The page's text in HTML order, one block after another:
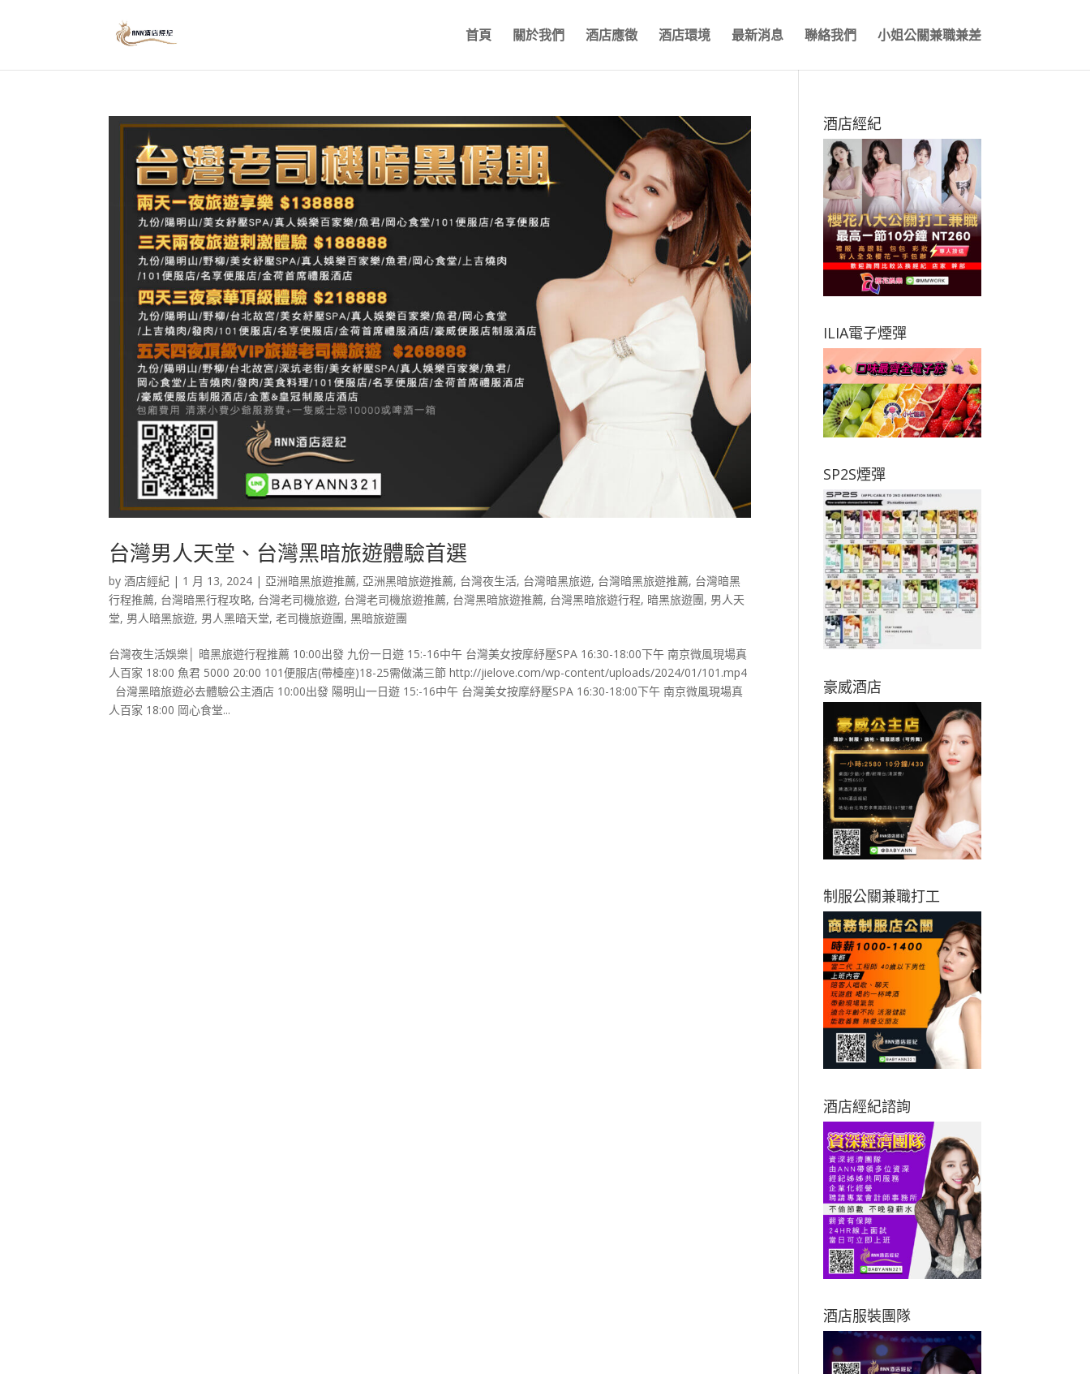
首頁 關於我們 酒店應徵 酒店環境 最新消息 聯絡我們 小姐公關兼職兼差
台灣男人天堂、台灣黑暗旅遊體驗首選
by酒店經紀 | 1 月 13, 2024 | 亞洲暗黑旅遊推薦, 亞洲黑暗旅遊推薦, 台灣夜生活, 台灣暗黑旅遊, 台灣暗黑旅遊推薦, 台灣暗黑
行程推薦, 台灣暗黑行程攻略, 台灣老司機旅遊, 台灣老司機旅遊推薦, 台灣黑暗旅遊推薦, 台灣黑暗旅遊行程, 暗黑旅遊團, 男人天
堂, 男人暗黑旅遊, 男人黑暗天堂,老司機旅遊團,黑暗旅遊團
台灣夜生活娛樂│ 暗黑旅遊行程推薦 10:00出發 九份一日遊 15:-16中午 台灣美女按摩紓壓SPA 16:30-18:00下午 南京微風現場真
人百家 18:00 魚君 5000 20:00 101便服店(帶檯座)18-25需做滿三節 http://jielove.com/wp-content/uploads/2024/01/101.mp4
台灣黑暗旅遊必去體驗公主酒店 10:00出發 陽明山一日遊 15:-16中午 台灣美女按摩紓壓SPA 16:30-18:00下午 南京微風現場真
人百家 18:00 岡心食堂...
酒店經紀
ILIA電子煙彈
SP2S煙彈
豪威酒店
制服公關兼職打工
酒店經紀諮詢
酒店服裝團隊